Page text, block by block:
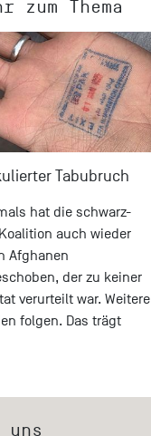
zum Thema
Tabubruch
hat die schwarz-
auch wieder
Afghanen
der zu keiner
verurteilt war. Weitere
folgen. Das trägt
uns